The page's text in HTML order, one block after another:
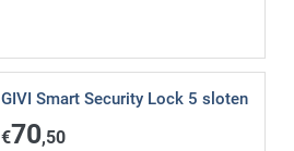
GIVI Smart Security Lock 5 sloten
€70,50